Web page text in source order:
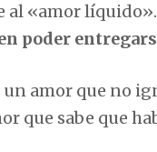
«amor
poder
un amor que no
que sabe que